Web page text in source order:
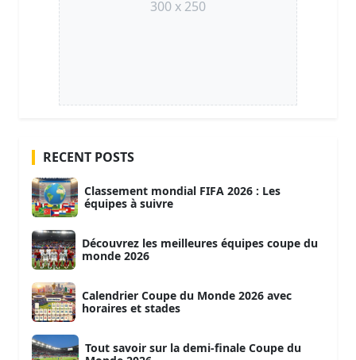
300 x 250
RECENT POSTS
Classement mondial FIFA 2026 : Les
équipes à suivre
Découvrez les meilleures équipes coupe du
monde 2026
Calendrier Coupe du Monde 2026 avec
horaires et stades
Tout savoir sur la demi-finale Coupe du